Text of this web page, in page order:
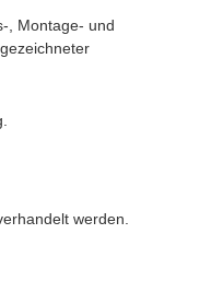
, Montage- und
werden.